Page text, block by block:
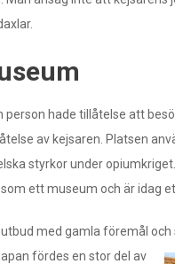
hade tillåtelse att
av kejsaren. Platsen
styrkor under
ett museum och är idag
med gamla föremål och
fördes en stor del av